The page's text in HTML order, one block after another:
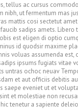
tellus ac cursus
nibh, ut fermentum mas
mattis cosi sectetut
sadips amets. Libero
est eligen di optio
id quodsir maxime
voluas assumenda est,
ipsums fugiats vitae
untras ochoc neuav
et aut officiis debitis
saepe eveniet ut et
et molestiae non
tenetur a sapiente